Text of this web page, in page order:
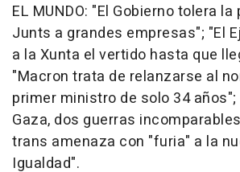
EL MUNDO: "El Gobierno tolera
Junts a grandes empresas"; "El
a la Xunta el vertido hasta que
"Macron trata de relanzarse al
primer ministro de solo 34
Gaza, dos guerras
trans amenaza con "furia" a la
Igualdad".